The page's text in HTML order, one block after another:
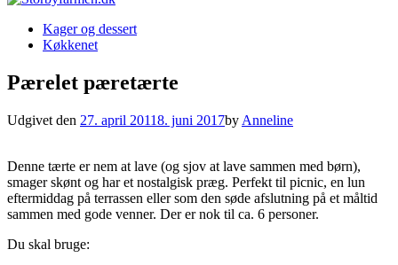
Kager og dessert
Køkkenet
Pærelet pæretærte
Udgivet den 27. april 20118. juni 2017by Anneline
Denne tærte er nem at lave (og sjov at lave sammen med børn),
smager skønt og har et nostalgisk præg. Perfekt til picnic, en lun
eftermiddag på terrassen eller som den søde afslutning på et måltid
sammen med gode venner. Der er nok til ca. 6 personer.
Du skal bruge: